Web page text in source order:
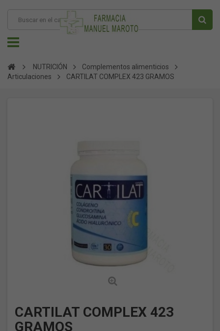
NUTRICIÓN
Complementos alimenticios
Articulaciones
CARTILAT COMPLEX 423 GRAMOS
CARTILAT COMPLEX 423
GRAMOS